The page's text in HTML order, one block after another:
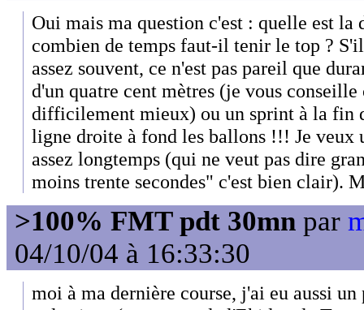
Oui mais ma question c'est : quelle est la
combien de temps faut-il tenir le top ?
assez souvent, ce n'est pas pareil que
d'un quatre cent mètres (je vous
difficilement mieux) ou un sprint à la fin
ligne droite à fond les ballons !!! Je veux
assez longtemps (qui ne veut pas dire
moins trente secondes" c'est bien clair).
>100% FMT pdt 30mn par
04/10/04 à 16:33:30
moi à ma dernière course, j'ai eu aussi un